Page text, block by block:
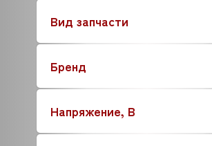
Вид запчасти
Бренд
Напряжение, В